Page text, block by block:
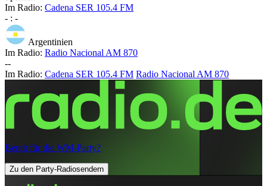
Im Radio: Cadena SER 105.4 FM
- : -
Argentinien
Im Radio: Radio Nacional AM 870
--
Im Radio: Cadena SER 105.4 FM Radio Nacional AM 870
Bereit für die WM-Party?
Zu den Party-Radiosendern